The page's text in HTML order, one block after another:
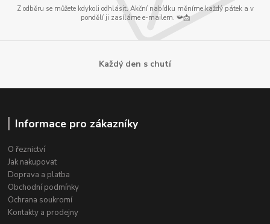
Z odběru se můžete kdykoli odhlásit. Akční nabídku měníme každý pátek a v
pondělí ji zasíláme e-mailem. 📯📩
Každý den s chutí
Informace pro zákazníky
O řeznictví
Jak nakupovat
Doprava a platba
Obchodní podmínky
Ochrana soukromí
Kontakty a prodejny